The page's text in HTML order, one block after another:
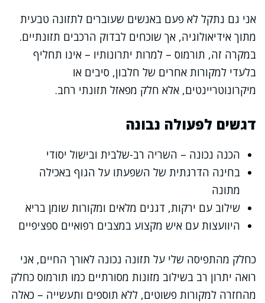
אני גם נתקל לא פעם באנשים שעוברים לתזונה טבעית
מתוך אידיאולוגיה, אך שוכחים לבדוק הרכבים תזונתיים.
במקרה זה, תורמוס – למרות יתרונותיו – אינו תחליף
בלעדי למקורות אחרים של חלבון, סיבים או
מיקרונוטריינטים, אלא חלק מפאזל תזונתי רחב.
דגשים לפעולה נבונה
הכנה נכונה – השריה רב-שלבית ובישול יסודי
בחינה הדרגתית של השפעתו על הגוף באכילה
מתונה
שילוב עם ירקות, דגנים מלאים ומקורות שומן בריא
היוועצות עם איש מקצוע במצבים רפואיים ספציפיים
כחלק מהתפיסה שלי על תזונה נכונה לאורך החיים, אני
רואה יתרון רב בשילוב מזונות מסורתיים כמו תורמוס כחלק
מהחזרה למקורות פשוטים, ללא תוספים ותעשייה – כאלה